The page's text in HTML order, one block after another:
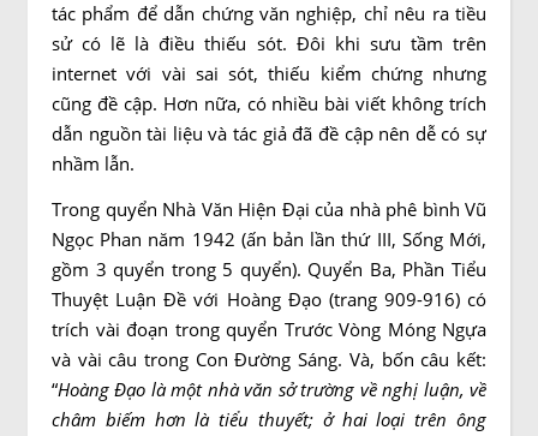
tác phẩm để dẫn chứng văn nghiệp, chỉ nêu ra tiều
sử có lẽ là điều thiếu sót. Đôi khi sưu tầm trên
internet với vài sai sót, thiếu kiểm chứng nhưng
cũng đề cập. Hơn nữa, có nhiều bài viết không trích
dẫn nguồn tài liệu và tác giả đã đề cập nên dễ có sự
nhầm lẫn.
Trong quyển Nhà Văn Hiện Đại của nhà phê bình Vũ
Ngọc Phan năm 1942 (ấn bản lần thứ III, Sống Mới,
gồm 3 quyển trong 5 quyển). Quyển Ba, Phần Tiểu
Thuyệt Luận Đề với Hoàng Đạo (trang 909-916) có
trích vài đoạn trong quyển Trước Vòng Móng Ngựa
và vài câu trong Con Đường Sáng. Và, bốn câu kết:
“Hoàng Đạo là một nhà văn sở trường về nghị luận, về
châm biếm hơn là tiểu thuyết; ở hai loại trên ông